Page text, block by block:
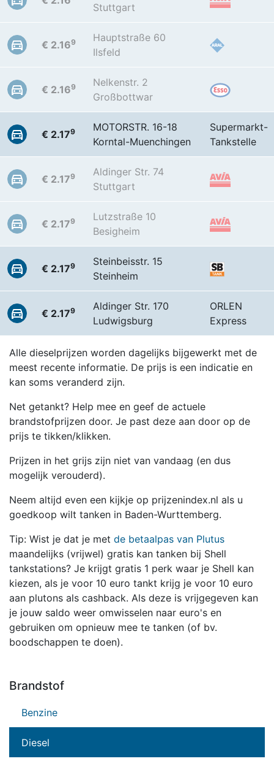
Stuttgart
€ 2.169
Hauptstraße 60
Ilsfeld
€ 2.169
Nelkenstr. 2
Großbottwar
€ 2.179
MOTORSTR. 16-18
Korntal-Muenchingen
Supermarkt-
Tankstelle
€ 2.179
Aldinger Str. 74
Stuttgart
€ 2.179
Lutzstraße 10
Besigheim
€ 2.179
Steinbeisstr. 15
Steinheim
€ 2.179
Aldinger Str. 170
Ludwigsburg
ORLEN
Express
Alle dieselprijzen worden dagelijks bijgewerkt met de
meest recente informatie. De prijs is een indicatie en
kan soms veranderd zijn.
Net getankt? Help mee en geef de actuele
brandstofprijzen door. Je past deze aan door op de
prijs te tikken/klikken.
Prijzen in het grijs zijn niet van vandaag (en dus
mogelijk verouderd).
Neem altijd even een kijkje op prijzenindex.nl als u
goedkoop wilt tanken in Baden-Wurttemberg.
Tip: Wist je dat je met de betaalpas van Plutus
maandelijks (vrijwel) gratis kan tanken bij Shell
tankstations? Je krijgt gratis 1 perk waar je Shell kan
kiezen, als je voor 10 euro tankt krijg je voor 10 euro
aan plutons als cashback. Als deze is vrijgegeven kan
je jouw saldo weer omwisselen naar euro's en
gebruiken om opnieuw mee te tanken (of bv.
boodschappen te doen).
Brandstof
Benzine
Diesel